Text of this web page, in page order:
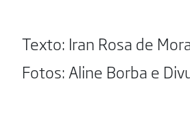
Texto: Iran Rosa de
Fotos: Aline Borba e